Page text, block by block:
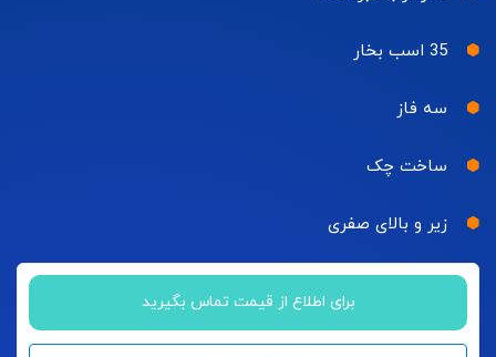
35 اسب بخار
سه فاز
ساخت چک
زیر و بالای صفری
برای اطلاع از قیمت تماس بگیرید